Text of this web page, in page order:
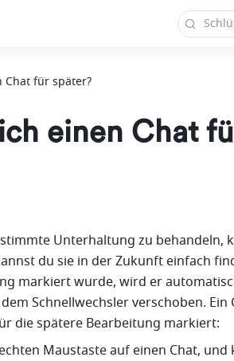
Chat für später?
einen Chat
Unterhaltung zu behandeln,
du sie in der Zukunft einfach
Schnellwechsler verschoben. Ein
die spätere Bearbeitung markiert:
Maustaste auf einen Chat, und